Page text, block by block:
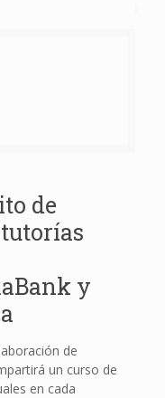
de
y
de
un curso de
en cada